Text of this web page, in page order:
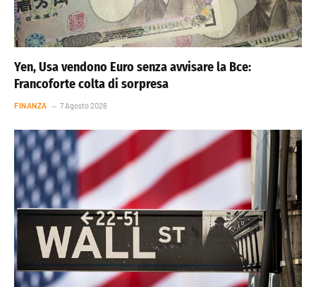
Yen, Usa vendono Euro senza avvisare la Bce:
Francoforte colta di sorpresa
FINANZA 7 Agosto 2026